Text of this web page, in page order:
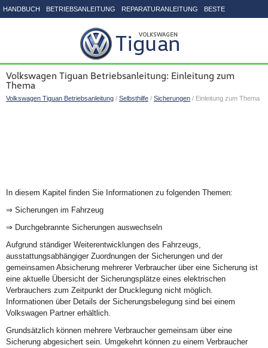
HANDBUCH BETRIEBSANLEITUNG REPARATURANLEITUNG BESTE
Volkswagen Tiguan Betriebsanleitung: Einleitung zum
Thema
Volkswagen Tiguan Betriebsanleitung / Selbsthilfe / Sicherungen / Einleitung zum Thema
In diesem Kapitel finden Sie Informationen zu folgenden Themen:
⇒ Sicherungen im Fahrzeug
⇒ Durchgebrannte Sicherungen auswechseln
Aufgrund ständiger Weiterentwicklungen des Fahrzeugs,
ausstattungsabhängiger Zuordnungen der Sicherungen und der
gemeinsamen Absicherung mehrerer Verbraucher über eine Sicherung ist
eine aktuelle Übersicht der Sicherungsplätze eines elektrischen
Verbrauchers zum Zeitpunkt der Drucklegung nicht möglich.
Informationen über Details der Sicherungsbelegung sind bei einem
Volkswagen Partner erhältlich.
Grundsätzlich können mehrere Verbraucher gemeinsam über eine
Sicherung abgesichert sein. Umgekehrt können zu einem Verbraucher